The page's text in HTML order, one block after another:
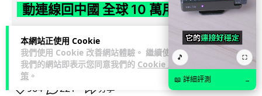
本網站正使用 Cookie
我們使用 Cookie 改善網站體驗。 繼續使用
我們的網站即表示您同意我們的 Cookie 政
策 。
動連線回中國 全球 10 萬用家私隱堪憂
網絡安全公司 VulnCheck 揭發中國智博通電子（Zbtlink）生產
的 20 多款路由器內置後門程式「Endlessdoors」（無盡... 閱
讀全文
964 221 分享
🎵 ⛶
📖 詳細評測 →